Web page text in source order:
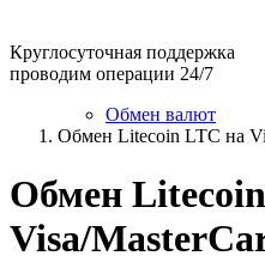
Круглосуточная поддержка
проводим операции 24/7
Обмен валют
Обмен Litecoin LTC на
Обмен
Visa/